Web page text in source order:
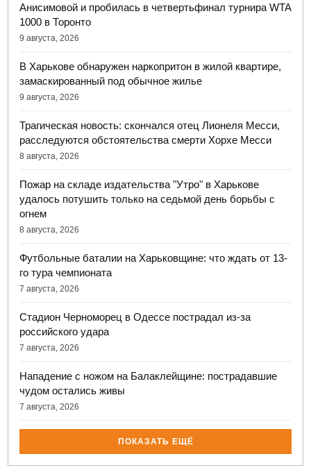
Анисимовой и пробилась в четвертьфинал турнира WTA
1000 в Торонто
9 августа, 2026
В Харькове обнаружен наркопритон в жилой квартире,
замаскированный под обычное жилье
9 августа, 2026
Трагическая новость: скончался отец Лионеля Месси,
расследуются обстоятельства смерти Хорхе Месси
8 августа, 2026
Пожар на складе издательства "Утро" в Харькове
удалось потушить только на седьмой день борьбы с
огнем
8 августа, 2026
Футбольные баталии на Харьковщине: что ждать от 13-
го тура чемпионата
7 августа, 2026
Стадион Черноморец в Одессе пострадал из-за
российского удара
7 августа, 2026
Нападение с ножом на Балаклейщине: пострадавшие
чудом остались живы
7 августа, 2026
ПОКАЗАТЬ ЕЩЁ